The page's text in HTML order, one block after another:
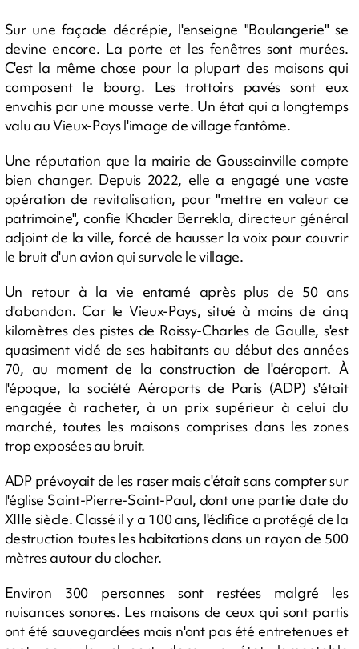
Sur une façade décrépie, l'enseigne "Boulangerie" se
devine encore. La porte et les fenêtres sont murées.
C'est la même chose pour la plupart des maisons qui
composent le bourg. Les trottoirs pavés sont eux
envahis par une mousse verte. Un état qui a longtemps
valu au Vieux-Pays l'image de village fantôme.
Une réputation que la mairie de Goussainville compte
bien changer. Depuis 2022, elle a engagé une vaste
opération de revitalisation, pour "mettre en valeur ce
patrimoine", confie Khader Berrekla, directeur général
adjoint de la ville, forcé de hausser la voix pour couvrir
le bruit d'un avion qui survole le village.
Un retour à la vie entamé après plus de 50 ans
d'abandon. Car le Vieux-Pays, situé à moins de cinq
kilomètres des pistes de Roissy-Charles de Gaulle, s'est
quasiment vidé de ses habitants au début des années
70, au moment de la construction de l'aéroport. À
l'époque, la société Aéroports de Paris (ADP) s'était
engagée à racheter, à un prix supérieur à celui du
marché, toutes les maisons comprises dans les zones
trop exposées au bruit.
ADP prévoyait de les raser mais c'était sans compter sur
l'église Saint-Pierre-Saint-Paul, dont une partie date du
XIIIe siècle. Classé il y a 100 ans, l'édifice a protégé de la
destruction toutes les habitations dans un rayon de 500
mètres autour du clocher.
Environ 300 personnes sont restées malgré les
nuisances sonores. Les maisons de ceux qui sont partis
ont été sauvegardées mais n'ont pas été entretenues et